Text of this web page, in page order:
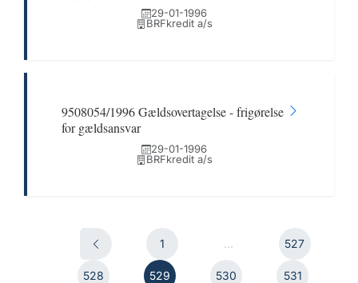
29-01-1996
BRFkredit a/s
9508054/1996 Gældsovertagelse - frigørelse
for gældsansvar
29-01-1996
BRFkredit a/s
1 ... 527
528 529 530 531